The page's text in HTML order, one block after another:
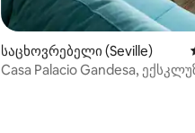
საცხოვრებელი (Seville)
Casa Palacio Gandesa,